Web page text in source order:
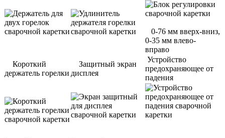
0-76 мм вверх-вниз,
0-35 мм влево-
вправо
Короткий
держатель горелки
Защитный экран
дисплея
Устройство
предохраняющее от
падения